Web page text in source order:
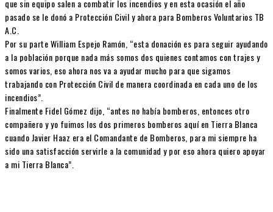
que sin equipo salen a combatir los incendios y en esta ocasión el año
pasado se le donó a Protección Civil y ahora para Bomberos Voluntarios TB
A.C.
Por su parte William Espejo Ramón, “esta donación es para seguir ayudando
a la población porque nada más somos dos quienes contamos con trajes y
somos varios, eso ahora nos va a ayudar mucho para que sigamos
trabajando con Protección Civil de manera coordinada en cada uno de los
incendios”.
Finalmente Fidel Gómez dijo, “antes no había bomberos, entonces otro
compañero y yo fuimos los dos primeros bomberos aquí en Tierra Blanca
cuando Javier Haaz era el Comandante de Bomberos, para mi siempre ha
sido una satisfacción servirle a la comunidad y por eso ahora quiero apoyar
a mi Tierra Blanca”.